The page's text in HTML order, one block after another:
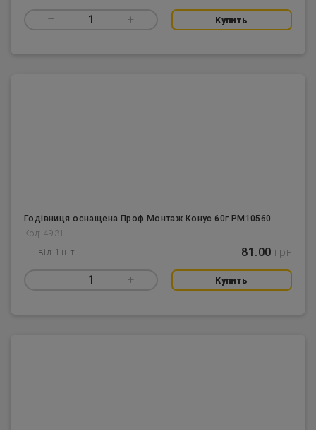
– 1 + Купить
Годівниця оснащена Проф Монтаж Конус 60г PM10560
Код: 4931
від 1 шт 81.00 грн
– 1 + Купить